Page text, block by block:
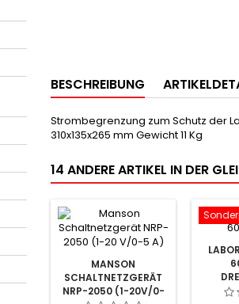
BESCHREIBUNG
Strombegrenzung zum Schutz der
310x135x265 mm Gewicht 11 Kg
14 ANDERE ARTIKEL IN DER
MANSON
SCHALTNETZGERÄT
NRP-2050 (1-20V/0-